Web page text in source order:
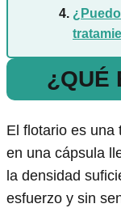
¿QUÉ
El flotario es una
en una cápsula
la densidad
esfuerzo y sin